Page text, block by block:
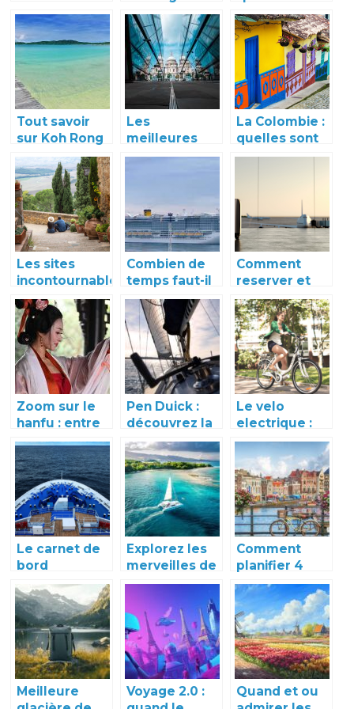
pensez à
louer une
voiture !
notre tour du
monde des
pays les plus
sollicites
destination
pour les
vacances
Tout savoir
sur Koh Rong
Samloem
Les
meilleures
destinations
manquer au
Mexique
La Colombie :
quelles sont
les villes à
Les sites
incontournables
lors d’un
voyage en
Italie
Combien de
temps faut-il
passer en
mediterranee
pour une
croisiere ?
Comment
reserver et
voyager en
toute
serenite ?
Zoom sur le
hanfu : entre
tradition et
mode
Pen Duick :
découvrez la
légende de
ces voiliers
mythiques
Le velo
electrique :
un choix
incontournable
pour la
mobilite
urbaine du
futur
Le carnet de
bord
minimaliste :
un voyage
sans bagages
superflus
Explorez les
merveilles de
la
guadeloupe
avec un
catamaran
Comment
planifier 4
jours à
Amsterdam :
itinéraire et
conseils
pratiques
Meilleure
Voyage 2.0 :
Quand et ou